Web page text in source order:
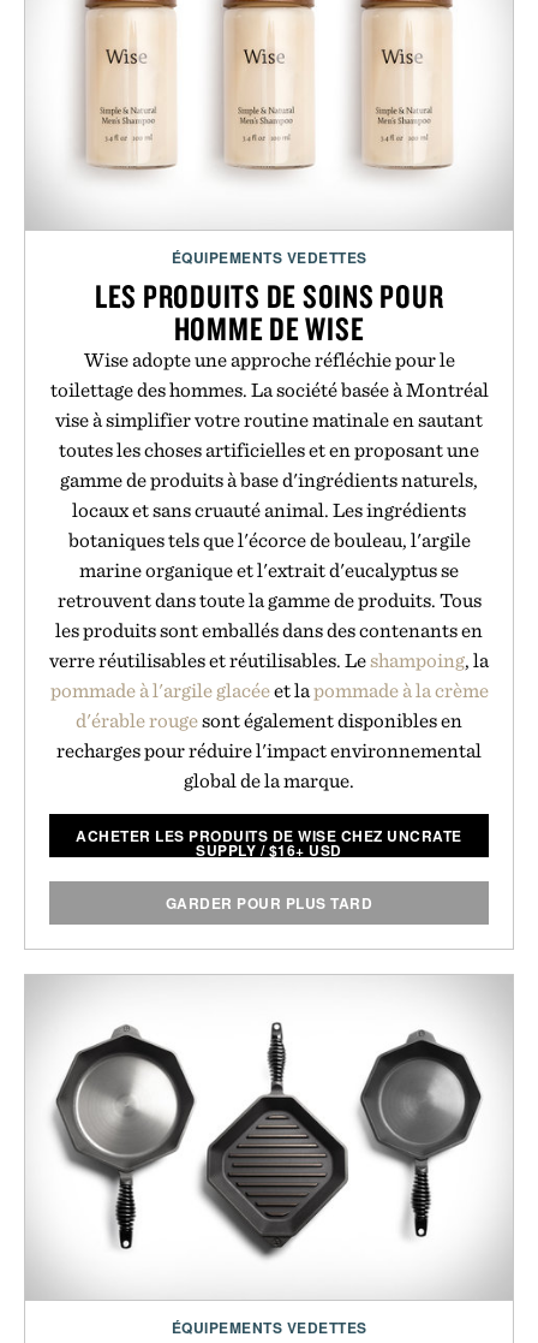
ÉQUIPEMENTS VEDETTES
LES PRODUITS DE SOINS POUR
HOMME DE WISE
Wise adopte une approche réfléchie pour le
toilettage des hommes. La société basée à Montréal
vise à simplifier votre routine matinale en sautant
toutes les choses artificielles et en proposant une
gamme de produits à base d'ingrédients naturels,
locaux et sans cruauté animal. Les ingrédients
botaniques tels que l'écorce de bouleau, l'argile
marine organique et l'extrait d'eucalyptus se
retrouvent dans toute la gamme de produits. Tous
les produits sont emballés dans des contenants en
verre réutilisables et réutilisables. Leshampoing, la
pommade à l'argile glacéeet lapommade à la crème
d'érable rougesont également disponibles en
recharges pour réduire l'impact environnemental
global de la marque.
ACHETER LES PRODUITS DE WISE CHEZ UNCRATE
SUPPLY /$16+ USD
GARDER POUR PLUS TARD
ÉQUIPEMENTS VEDETTES